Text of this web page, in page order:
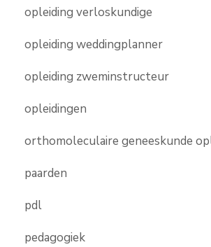
opleiding verloskundige
opleiding weddingplanner
opleiding zweminstructeur
opleidingen
orthomoleculaire geneeskunde
paarden
pdl
pedagogiek